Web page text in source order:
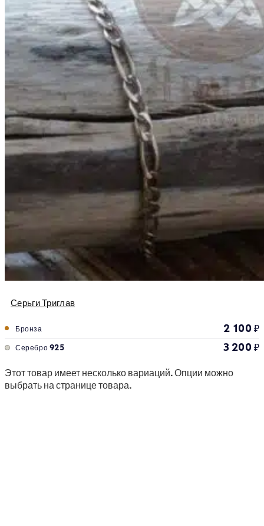
Серьги Триглав
Бронза 2 100₽
Серебро 925 3 200₽
Этот товар имеет несколько вариаций. Опции можно
выбрать на странице товара.